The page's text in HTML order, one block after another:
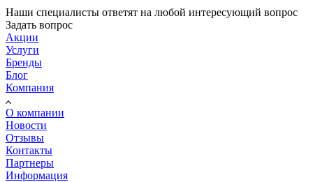
Наши специалисты ответят на любой интересующий вопрос
Задать вопрос
Акции
Услуги
Бренды
Блог
Компания
О компании
Новости
Отзывы
Контакты
Партнеры
Информация